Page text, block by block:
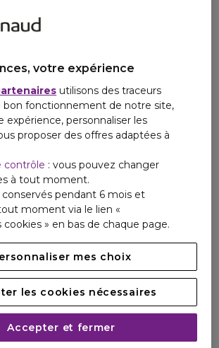
en/scp/inquiry/mail/form.php
votre expérience
utilisons des traceurs
bon fonctionnement de notre site,
expérience, personnaliser les
proposer des offres adaptées à
contrôle : vous pouvez changer
à tout moment.
conservés pendant 6 mois et
moment via le lien «
cookies » en bas de chaque page.
mes choix
les cookies nécessaires
Accepter et fermer